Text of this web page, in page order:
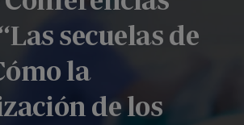
secuelas de
la
de los